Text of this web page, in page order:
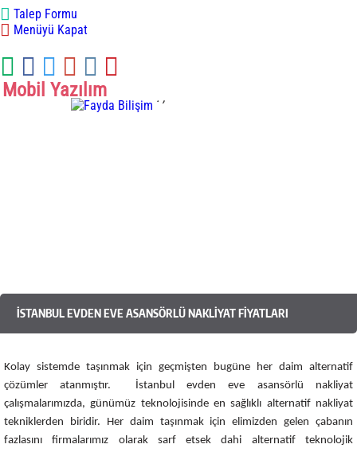
Talep Formu
Menüyü Kapat
Mobil Yazılım . ,
İSTANBUL EVDEN EVE ASANSÖRLÜ NAKLIYAT FIYATLARI
Kolay sistemde taşınmak için geçmişten bugüne her daim alternatif
çözümler atanmıştır. İstanbul evden eve asansörlü nakliyat
çalışmalarımızda, günümüz teknolojisinde en sağlıklı alternatif nakliyat
tekniklerden biridir. Her daim taşınmak için elimizden gelen çabanın
fazlasını firmalarımız olarak sarf etsek dahi alternatif teknolojik